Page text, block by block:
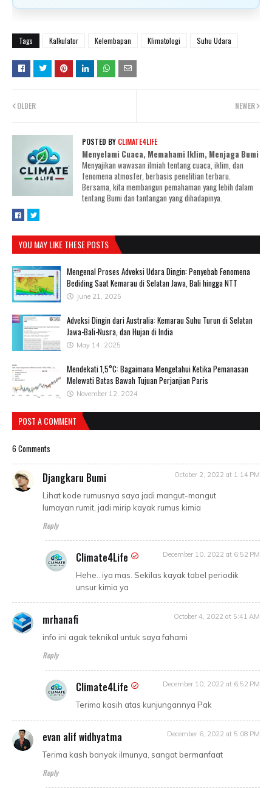
Tags Kalkulator Kelembapan Klimatologi Suhu Udara
NEWER
OLDER
POSTED BY CLIMATE4LIFE
Menyelami Cuaca, Memahami Iklim, Menjaga Bumi
Menyajikan wawasan ilmiah tentang cuaca, iklim, dan
fenomena atmosfer, berbasis penelitian terbaru.
Bersama, kita membangun pemahaman yang lebih dalam
tentang Bumi dan tantangan yang dihadapinya.
YOU MAY LIKE THESE POSTS
Mengenal Proses Adveksi Udara Dingin: Penyebab Fenomena
Bediding Saat Kemarau di Selatan Jawa, Bali hingga NTT
June 21, 2025
Adveksi Dingin dari Australia: Kemarau Suhu Turun di Selatan
Jawa-Bali-Nusra, dan Hujan di India
May 14, 2025
Mendekati 1,5°C: Bagaimana Mengetahui Ketika Pemanasan
Melewati Batas Bawah Tujuan Perjanjian Paris
November 12, 2024
POST A COMMENT
6 Comments
Djangkaru Bumi October 2, 2022 at 1:14 PM
Lihat kode rumusnya saya jadi mangut-mangut
lumayan rumit, jadi mirip kayak rumus kimia
Reply
Climate4Life December 10, 2022 at 6:52 PM
Hehe.. iya mas. Sekilas kayak tabel periodik
unsur kimia ya
mrhanafi October 4, 2022 at 5:41 AM
info ini agak teknikal untuk saya fahami
Reply
Climate4Life December 10, 2022 at 6:52 PM
Terima kasih atas kunjungannya Pak
evan alif widhyatma December 6, 2022 at 5:08 PM
Terima kash banyak ilmunya, sangat bermanfaat
Reply